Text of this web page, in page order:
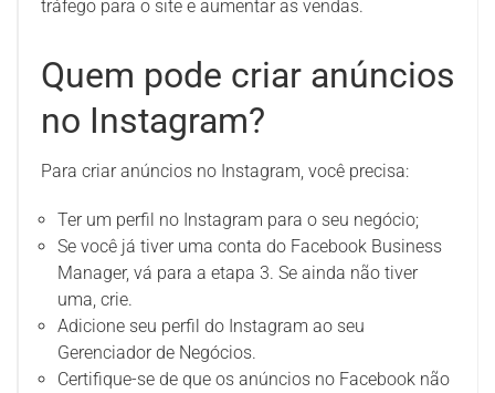
tráfego para o site e aumentar as vendas.
Quem pode criar anúncios
no Instagram?
Para criar anúncios no Instagram, você precisa:
Ter um perfil no Instagram para o seu negócio;
Se você já tiver uma conta do Facebook Business
Manager, vá para a etapa 3. Se ainda não tiver
uma, crie.
Adicione seu perfil do Instagram ao seu
Gerenciador de Negócios.
Certifique-se de que os anúncios no Facebook não